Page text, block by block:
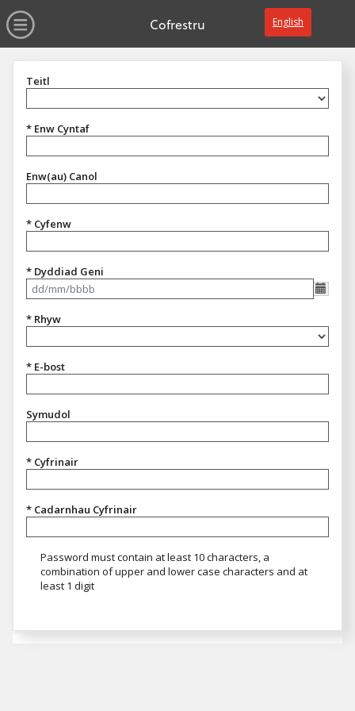
Agor y Gwymplen English
Cofrestru
Teitl
* Enw Cyntaf
Enw(au) Canol
* Cyfenw
* Dyddiad Geni
* Rhyw
* E-bost
Symudol
* Cyfrinair
* Cadarnhau Cyfrinair
Password must contain at least 10 characters, a
combination of upper and lower case characters and at
least 1 digit
Neges Cyfrinair